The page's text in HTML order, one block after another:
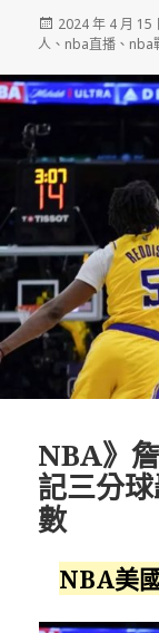
發
佈
期:
2024 年 4 月 15
人 、 nba直播 、 nba
NBA》
記三分
數
NBA美